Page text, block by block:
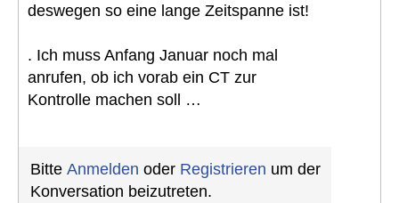
deswegen so eine lange Zeitspanne ist!
. Ich muss Anfang Januar noch mal
anrufen, ob ich vorab ein CT zur
Kontrolle machen soll …
Bitte Anmelden oder Registrieren um der
Konversation beizutreten.